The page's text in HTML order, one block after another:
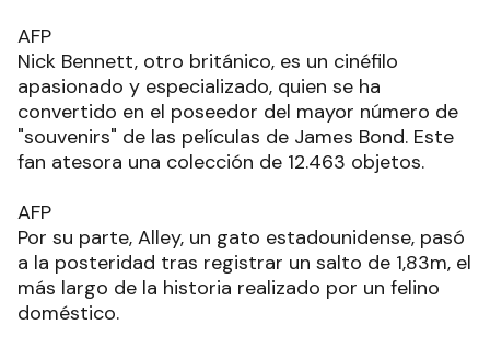
AFP
Nick Bennett, otro británico, es un cinéfilo
apasionado y especializado, quien se ha
convertido en el poseedor del mayor número de
"souvenirs" de las películas de James Bond. Este
fan atesora una colección de 12.463 objetos.
AFP
Por su parte, Alley, un gato estadounidense, pasó
a la posteridad tras registrar un salto de 1,83m, el
más largo de la historia realizado por un felino
doméstico.